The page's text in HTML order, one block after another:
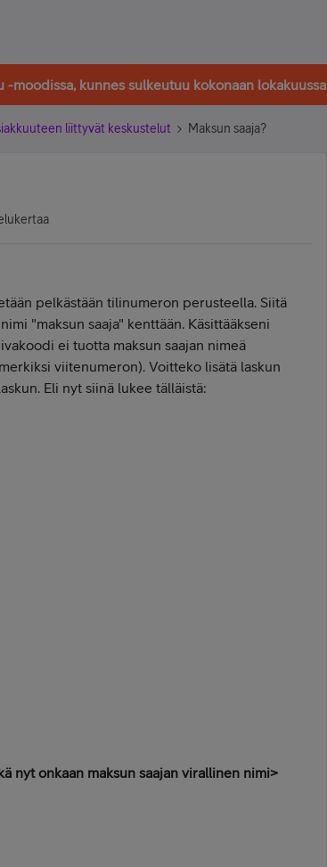
-moodissa, kunnes sulkeutuu kokonaan lokakuussa
liittyvät keskustelut Maksun saaja?
pelkästään tilinumeron perusteella. Siitä
"maksun saaja" kenttään. Käsittääkseni
ei tuotta maksun saajan nimeä
viitenumeron). Voitteko lisätä laskun
Eli nyt siinä lukee tälläistä:
nyt onkaan maksun saajan virallinen nimi>